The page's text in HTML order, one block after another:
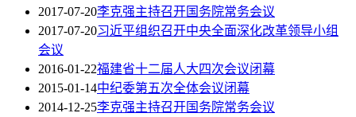
2017-07-20李克强主持召开国务院常务会议
2017-07-20习近平组织召开中央全面深化改革领导小组
会议
2016-01-22福建省十二届人大四次会议闭幕
2015-01-14中纪委第五次全体会议闭幕
2014-12-25李克强主持召开国务院常务会议